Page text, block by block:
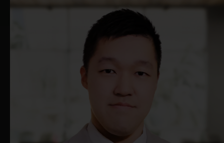
本网站。
本网站提供的任何产品文件和资讯仅供参
考及适用于此类产品文件中的资讯及其使
用不违反当地法律或法规的任何司法管辖
区或国家的人士员。它们仅适用于预期的
接收者，不得以任何形式复制或传送给任